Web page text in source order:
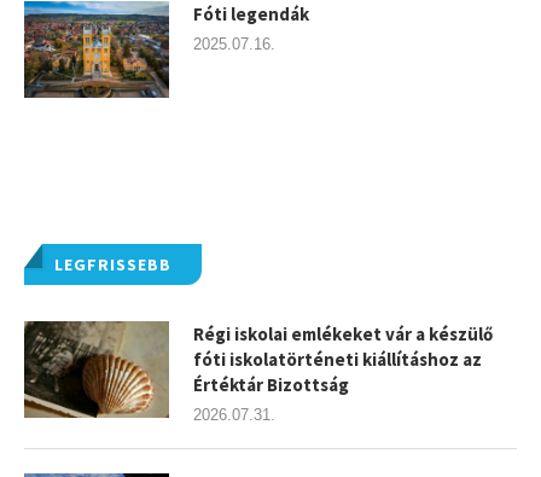
LEGFRISSEBB
Régi iskolai emlékeket vár a készülő
fóti iskolatörténeti kiállításhoz az
Értéktár Bizottság
2026.07.31.
Fóti legendák
2025.07.16.